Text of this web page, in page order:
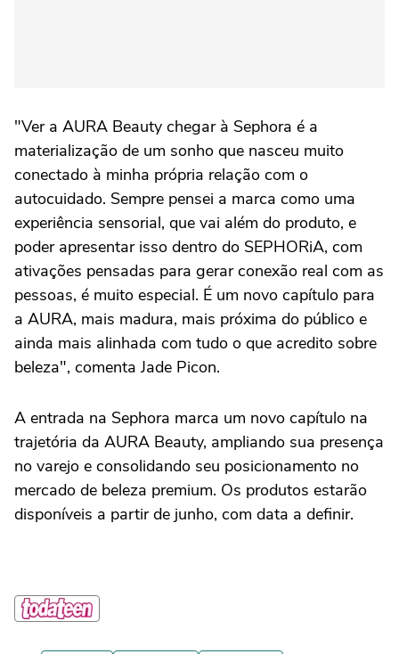
"Ver a AURA Beauty chegar à Sephora é a
materialização de um sonho que nasceu muito
conectado à minha própria relação com o
autocuidado. Sempre pensei a marca como uma
experiência sensorial, que vai além do produto, e
poder apresentar isso dentro do SEPHORiA, com
ativações pensadas para gerar conexão real com as
pessoas, é muito especial. É um novo capítulo para
a AURA, mais madura, mais próxima do público e
ainda mais alinhada com tudo o que acredito sobre
beleza", comenta Jade Picon.
A entrada na Sephora marca um novo capítulo na
trajetória da AURA Beauty, ampliando sua presença
no varejo e consolidando seu posicionamento no
mercado de beleza premium. Os produtos estarão
disponíveis a partir de junho, com data a definir.